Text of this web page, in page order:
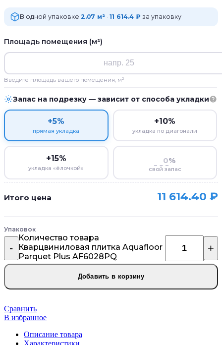
В одной упаковке 2.07 м² · 11 614.4 ₽ за упаковку
Площадь помещения (м²)
Введите площадь вашего помещения, м²
Запас на подрезку — зависит от способа укладки
+5%
прямая укладка
+10%
укладка по диагонали
+15%
укладка «ёлочкой»
%
свой запас
Итого цена 11 614.40 ₽
Упаковок
Количество товара
Кварцвиниловая плитка Aquafloor
Parquet Plus AF6028PQ
Добавить в корзину
Сравнить
В избранное
Описание товара
Характеристики